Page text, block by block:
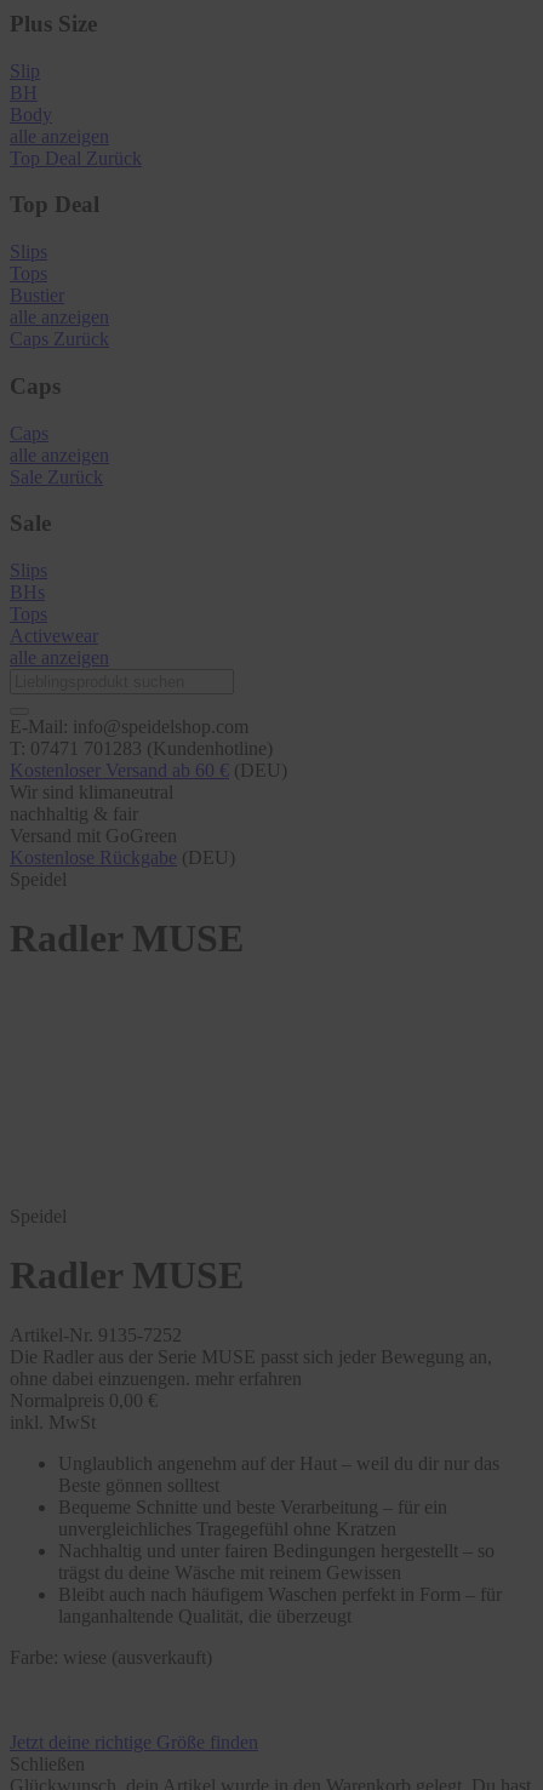
Plus Size
Slip
BH
Body
alle anzeigen
Top Deal Zurück
Top Deal
Slips
Tops
Bustier
alle anzeigen
Caps Zurück
Caps
Caps
alle anzeigen
Sale Zurück
Sale
Slips
BHs
Tops
Activewear
alle anzeigen
E-Mail: info@speidelshop.com
T: 07471 701283 (Kundenhotline)
Kostenloser Versand ab 60 € (DEU)
Wir sind klimaneutral
nachhaltig & fair
Versand mit GoGreen
Kostenlose Rückgabe (DEU)
Speidel
Radler MUSE
Speidel
Radler MUSE
Artikel-Nr. 9135-7252
Die Radler aus der Serie MUSE passt sich jeder Bewegung an,
ohne dabei einzuengen. mehr erfahren
Normalpreis 0,00 €
inkl. MwSt
Unglaublich angenehm auf der Haut – weil du dir nur das
Beste gönnen solltest
Bequeme Schnitte und beste Verarbeitung – für ein
unvergleichliches Tragegefühl ohne Kratzen
Nachhaltig und unter fairen Bedingungen hergestellt – so
trägst du deine Wäsche mit reinem Gewissen
Bleibt auch nach häufigem Waschen perfekt in Form – für
langanhaltende Qualität, die überzeugt
Farbe: wiese (ausverkauft)
Jetzt deine richtige Größe finden
Schließen
Glückwunsch, dein Artikel wurde in den Warenkorb gelegt. Du hast